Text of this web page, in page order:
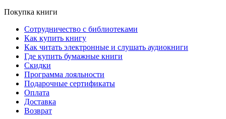
Покупка книги
Сотрудничество с библиотеками
Как купить книгу
Как читать электронные и слушать аудиокниги
Где купить бумажные книги
Скидки
Программа лояльности
Подарочные сертификаты
Оплата
Доставка
Возврат